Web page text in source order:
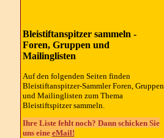
Bleistiftanspitzer sammeln -
Foren, Gruppen und
Mailinglisten
Auf den folgenden Seiten finden
Bleistiftanspitzer-Sammler Foren, Gruppen
und Mailinglisten zum Thema
Bleistiftspitzer sammeln.
Ihre Liste fehlt noch? Dann schicken Sie
uns eine eMail!